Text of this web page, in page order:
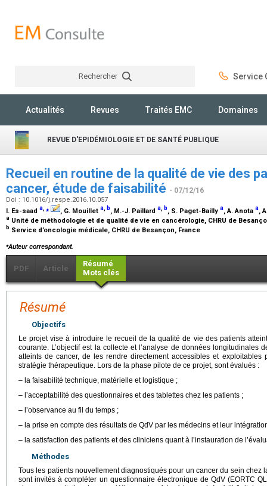
Rechercher Service
Actualités Revues Traités EMC Domaines
REVUE D'EPIDÉMIOLOGIE ET DE SANTÉ PUBLIQUE
Recueil en routine de la qualité de vie des
cancer, étude de faisabilité - 07/12/16
Doi : 10.1016/j.respe.2016.10.057
I. Es-saad a,⁎ , G. Mouillet a, b, M.-J. Paillard a, b, S. Paget-Bailly a, A. Anota a,
a Unité de méthodologie et de qualité de vie en cancérologie, CHRU de
b Service d’oncologie médicale, CHRU de Besançon, France
⁎Auteur correspondant.
PDF Article
Résumé
Mots clés
Résumé
Objectifs
Le projet vise à introduire le recueil de la qualité de vie des patients
courante. L’objectif est la collecte et l’analyse de données longitudinales
atteints de cancer, de les rendre directement accessibles et
stratégie thérapeutique. Lors de la phase pilote de ce projet, sont évalués :
– la faisabilité technique, matérielle et logistique ;
– l’acceptabilité des questionnaires et des tablettes chez les patients ;
– l’observance au fil du temps ;
– la prise en compte des résultats de QdV par les médecins et leur
– la satisfaction des patients et des cliniciens quant à l’instauration de
Méthodes
Tous les patients nouvellement diagnostiqués pour un cancer du sein chez
sont invités à compléter un questionnaire électronique de QdV (EORTC